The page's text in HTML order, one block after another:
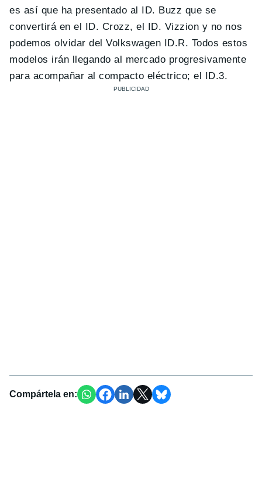
es así que ha presentado al ID. Buzz que se
convertirá en el ID. Crozz, el ID. Vizzion y no nos
podemos olvidar del Volkswagen ID.R. Todos estos
modelos irán llegando al mercado progresivamente
para acompañar al compacto eléctrico; el ID.3.
Compártela en: